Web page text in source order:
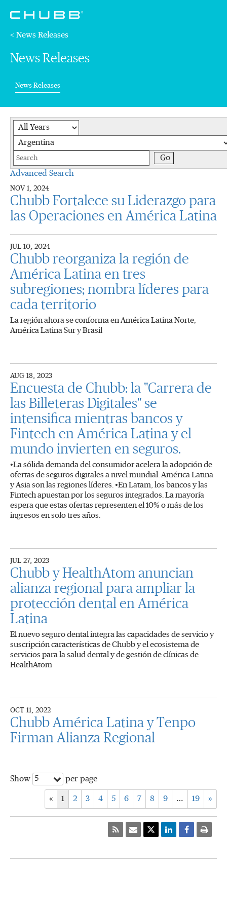
< News Releases
News Releases
News Releases(current)
Year
Keywords
Go
Advanced Search
NOV 1, 2024
Chubb Fortalece su Liderazgo para
las Operaciones en América Latina
JUL 10, 2024
Chubb reorganiza la región de
América Latina en tres
subregiones; nombra líderes para
cada territorio
La región ahora se conforma en América Latina Norte,
América Latina Sur y Brasil
AUG 18, 2023
Encuesta de Chubb: la "Carrera de
las Billeteras Digitales" se
intensifica mientras bancos y
Fintech en América Latina y el
mundo invierten en seguros.
•La sólida demanda del consumidor acelera la adopción de
ofertas de seguros digitales a nivel mundial. América Latina
y Asia son las regiones líderes. •En Latam, los bancos y las
Fintech apuestan por los seguros integrados. La mayoría
espera que estas ofertas representen el 10% o más de los
ingresos en solo tres años.
JUL 27, 2023
Chubb y HealthAtom anuncian
alianza regional para ampliar la
protección dental en América
Latina
El nuevo seguro dental integra las capacidades de servicio y
suscripción características de Chubb y el ecosistema de
servicios para la salud dental y de gestión de clínicas de
HealthAtom
OCT 11, 2022
Chubb América Latina y Tenpo
Firman Alianza Regional
Show 5 per page
« 1 2 3 4 5 6 7 8 9 … 19 »